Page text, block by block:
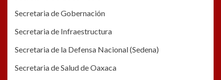
Secretaria de Gobernación
Secretaria de Infraestructura
Secretaria de la Defensa Nacional (Sedena)
Secretaria de Salud de Oaxaca